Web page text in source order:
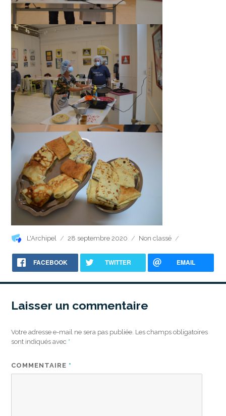
Auteur
L'Archipel
Publié
28 septembre 2020 Catégories
Non classé
FACEBOOK TWITTER EMAIL
Laisser un commentaire
Votre adresse e-mail ne sera pas publiée. Les champs obligatoires
sont indiqués avec *
COMMENTAIRE *